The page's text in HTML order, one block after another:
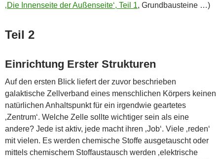
‚Die Innenseite der Außenseite‘, Teil 1, Grundbausteine …)
Teil 2
Einrichtung Erster Strukturen
Auf den ersten Blick liefert der zuvor beschrieben
galaktische Zellverband eines menschlichen Körpers keinen
natürlichen Anhaltspunkt für ein irgendwie geartetes
‚Zentrum‘. Welche Zelle sollte wichtiger sein als eine
andere? Jede ist aktiv, jede macht ihren ‚Job‘. Viele ‚reden‘
mit vielen. Es werden chemische Stoffe ausgetauscht oder
mittels chemischem Stoffaustausch werden ‚elektrische